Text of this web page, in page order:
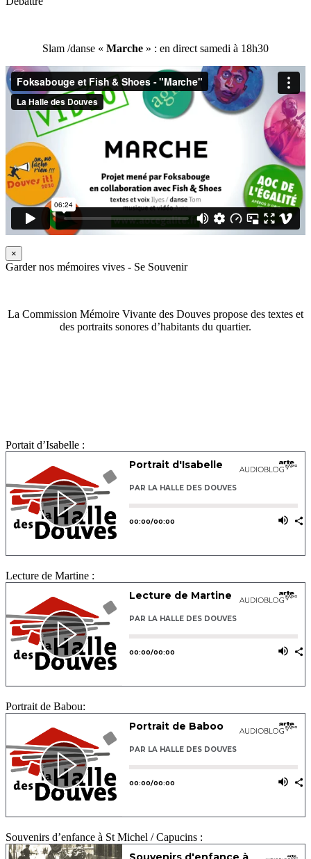
Slam /danse « Marche » : en direct samedi à 18h30
×
Garder nos mémoires vives - Se Souvenir
La Commission Mémoire Vivante des Douves propose des textes et
des portraits sonores d’habitants du quartier.
Portait d’Isabelle :
Lecture de Martine :
Portrait de Babou:
Souvenirs d’enfance à St Michel / Capucins :